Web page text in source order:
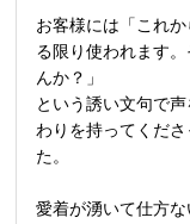
お客様には「これ
る限り使われます
んか？」
という誘い文句で
わりを持ってくだ
た。
愛着が湧いて仕方